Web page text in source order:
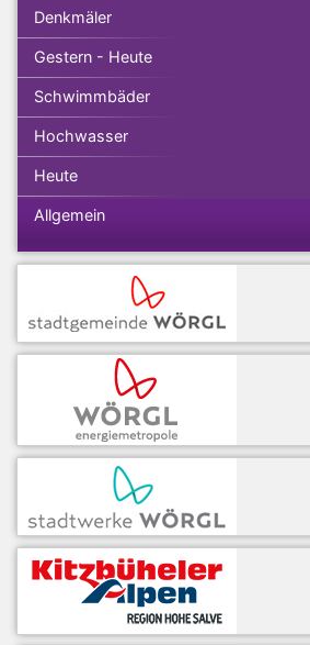
Denkmäler
Gestern - Heute
Schwimmbäder
Hochwasser
Heute
Allgemein